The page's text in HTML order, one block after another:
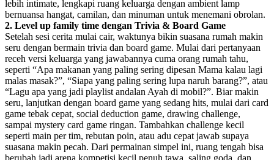
lebih intimate, lengkapi ruang keluarga dengan ambient lamp
bernuansa hangat, camilan, dan minuman untuk menemani obrolan.
2. Level up family time dengan Trivia & Board Game
Setelah sesi cerita mulai cair, waktunya bikin suasana rumah makin
seru dengan bermain trivia dan board game. Mulai dari pertanyaan
receh versi keluarga yang jawabannya cuma orang rumah tahu,
seperti “Apa makanan yang paling sering dipesan Mama kalau lagi
malas masak?”, “Siapa yang paling sering lupa naruh barang?”, atau
“Lagu apa yang jadi playlist andalan Ayah di mobil?”. Biar makin
seru, lanjutkan dengan board game yang sedang hits, mulai dari card
game tebak cepat, social deduction game, drawing challenge,
sampai mystery card game ringan. Tambahkan challenge kecil
seperti main per tim, rebutan poin, atau adu cepat jawab supaya
suasana makin pecah. Dari permainan simpel ini, ruang tengah bisa
berubah jadi arena kompetisi kecil penuh tawa, saling goda, dan